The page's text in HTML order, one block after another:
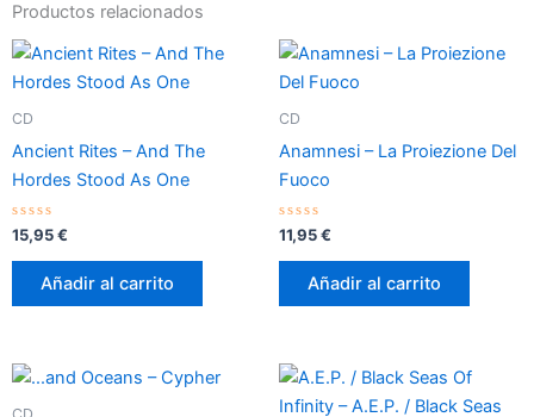
Productos relacionados
CD
Ancient Rites – And The
Hordes Stood As One
Valorado
con
0
15,95€
Añadir al carrito
CD
Anamnesi – La Proiezione Del
Fuoco
Valorado
con
0
11,95€
Añadir al carrito